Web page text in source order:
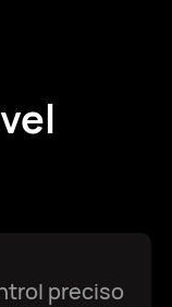
preciso